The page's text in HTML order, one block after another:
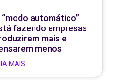
“modo automático”
fazendo empresas
mais e
menos
MAIS